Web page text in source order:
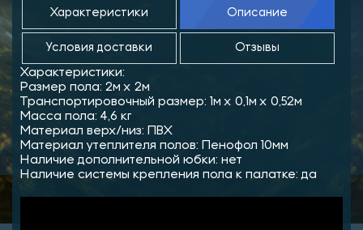
Характеристики Описание
Условия доставки Отзывы
Характеристики:
Размер пола: 2м х 2м
Транспортировочный размер: 1м х 0,1м х 0,52м
Масса пола: 4,6 кг
Материал верх/низ: ПВХ
Материал утеплителя полов: Пенофол 10мм
Наличие дополнительной юбки: нет
Наличие системы крепления пола к палатке: да